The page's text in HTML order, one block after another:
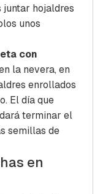
juntar hojaldres
unos
con
la nevera, en
enrollados
El día que
terminar el
semillas de
en